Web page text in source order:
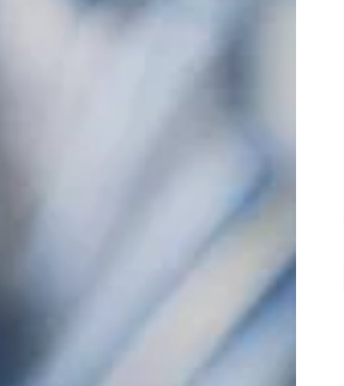
właściwości
na bazie ekstraktów z
z zawartością ekstraktów